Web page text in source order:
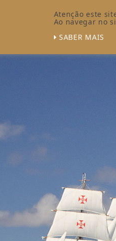
Atenção este
Ao navegar no
SABER MAIS